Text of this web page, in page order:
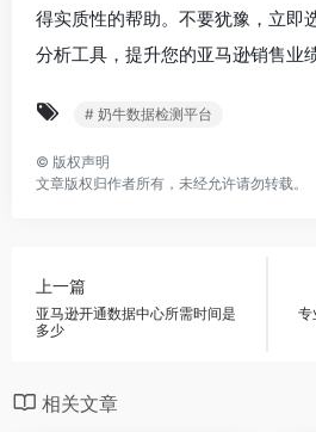
得实质性的帮助。不要犹豫，立即
分析工具，提升您的亚马逊销售业
# 奶牛数据检测平台
© 版权声明
文章版权归作者所有，未经允许请勿转载。
上一篇
亚马逊开通数据中心所需时间是
多少
专
相关文章